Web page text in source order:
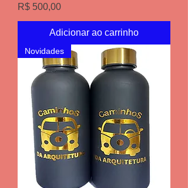
Preço
R$ 500,00
Adicionar ao carrinho
Novidades